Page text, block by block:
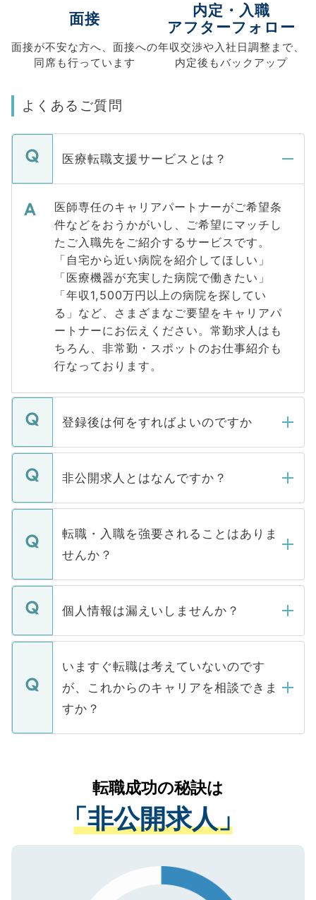
面接
面接が不安な方へ、 面接への
同席も行っています
内定・入職
アフターフォロー
年収交渉や入社日調整まで、
内定後もバックアップ
よくあるご質問
医療転職支援サービスとは？
医師専任のキャリアパートナーがご希望条
件などをおうかがいし、ご希望にマッチし
たご入職先をご紹介するサービスです。
「自宅から近い病院を紹介してほしい」
「医療機器が充実した病院で働きたい」
「年収1,500万円以上の病院を探してい
る」など、さまざまなご要望をキャリアパ
ートナーにお伝えください。常勤求人はも
ちろん、非常勤・スポットのお仕事紹介も
行なっております。
登録後は何をすればよいのですか
ご登録いただきましたら、弊社担当者がご
登録内容を確認し、その後メールもしくは
ます。通常、5営業日以内にはご連絡をせて
いただきますので、しばらくお待ちくださ
い。
非公開求人とはなんですか？
マイナビDOCTORで取り扱っている求人の
うち約3割は、Webサイトからご覧いただ
けない「非公開求人」です。非公開求人は
下記の理由によって、一般には公開してい
ません。
■応募殺到を避けるため 人気のある医療機
関を公にしてしまうと、応募が殺到する場
に、医療機関が求める条件に合った人材の
みを人材紹介会社に依頼するケースが増え
ています。
転職・入職を強要されることはありま
せんか？
転職・入職を強要することは一切ありませ
ん。また、仮に応募先から内定をいただい
定を承諾する必要はありません。内定先へ
の辞退の連絡はキャリアパートナーが行い
ますので、ご安心ください。
個人情報は漏えいしませんか？
個人情報が漏えいすることはありませんの
で、ご安心ください。当サイトからの登録
などで収集したご登録者様の個人情報は、
ご本人のキャリアアップおよび転職活動の
支援を目的に使用いたします。お預かりし
ているすべての個人データはご本人の許可
は、個人情報の取り扱いについての厳密な
管理基準を満たした事業者のみに付与され
る、プライバシーマークを取得済みです。
ご登録いただいた個人情報は、SSL（デー
で、機密保持に関してもご安心ください。
いますぐ転職は考えていないのです
が、これからのキャリアを相談できま
すか？
かがいして、現在の医療機関の状況や紹介
経験をまじえながら、適切なアドバイスを
させていただきます。すぐにご転職をされ
ない方には、長期的なサポートが可能です
ので、まずはご登録ください。
転職成功の秘訣は
「非公開求人」